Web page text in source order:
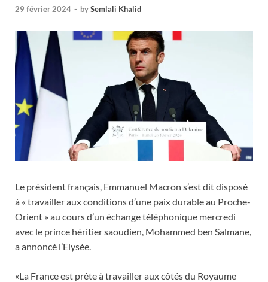
29 février 2024 - bySemlali Khalid
Le président français, Emmanuel Macron s’est dit disposé
à « travailler aux conditions d’une paix durable au Proche-
Orient » au cours d’un échange téléphonique mercredi
avec le prince héritier saoudien, Mohammed ben Salmane,
a annoncé l’Elysée.
«La France est prête à travailler aux côtés du Royaume